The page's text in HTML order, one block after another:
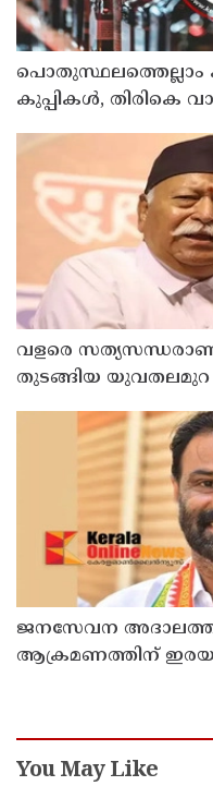
പൊതുസ്ഥലത്തെല്ലാം
കുപ്പികള്‍, തിരികെ
നിര്‍ത്തിയത് എന്തിന്?
തീരുമാനമോ?
വളരെ
തുടങ്ങിയ
ജനസേവന
ആക്രമണത്തിന്
You May Like